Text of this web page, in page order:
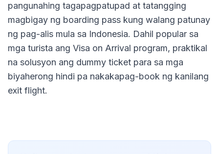
pangunahing tagapagpatupad at tatangging
magbigay ng boarding pass kung walang patunay
ng pag-alis mula sa Indonesia. Dahil popular sa
mga turista ang Visa on Arrival program, praktikal
na solusyon ang dummy ticket para sa mga
biyaherong hindi pa nakakapag-book ng kanilang
exit flight.